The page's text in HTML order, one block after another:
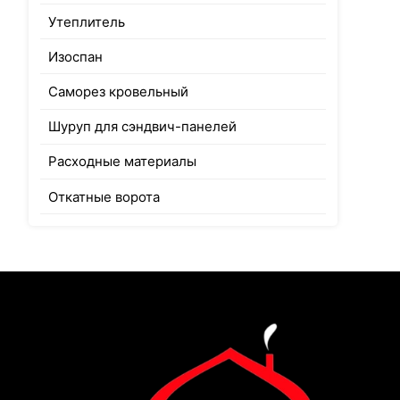
Утеплитель
Изоспан
Саморез кровельный
Шуруп для сэндвич-панелей
Расходные материалы
Откатные ворота